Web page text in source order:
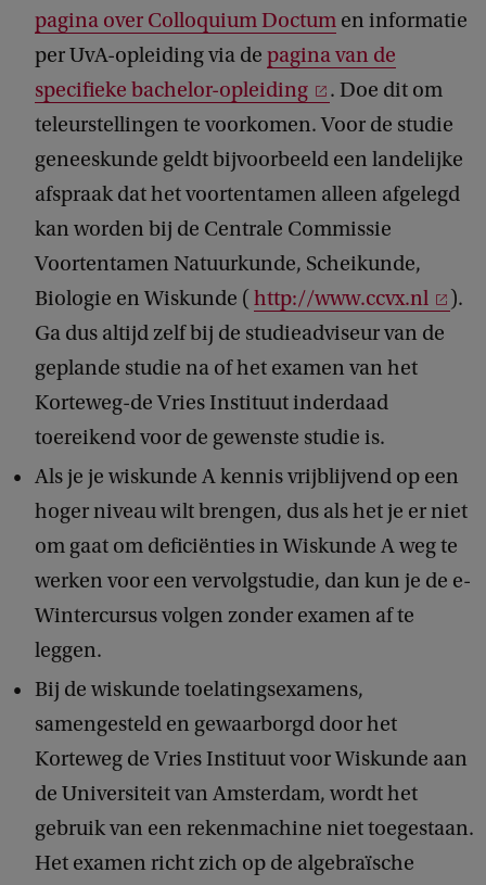
pagina over Colloquium Doctum en informatie
per UvA-opleiding via de pagina van de
specifieke bachelor-opleiding
. Doe dit om
teleurstellingen te voorkomen. Voor de studie
geneeskunde geldt bijvoorbeeld een landelijke
afspraak dat het voortentamen alleen afgelegd
kan worden bij de Centrale Commissie
Voortentamen Natuurkunde, Scheikunde,
Biologie en Wiskunde ( http://www.ccvx.nl
).
Ga dus altijd zelf bij de studieadviseur van de
geplande studie na of het examen van het
Korteweg-de Vries Instituut inderdaad
toereikend voor de gewenste studie is.
Als je je wiskunde A kennis vrijblijvend op een
hoger niveau wilt brengen, dus als het je er niet
om gaat om deficiënties in Wiskunde A weg te
werken voor een vervolgstudie, dan kun je de e-
Wintercursus volgen zonder examen af te
leggen.
Bij de wiskunde toelatingsexamens,
samengesteld en gewaarborgd door het
Korteweg de Vries Instituut voor Wiskunde aan
de Universiteit van Amsterdam, wordt het
gebruik van een rekenmachine niet toegestaan.
Het examen richt zich op de algebraïsche